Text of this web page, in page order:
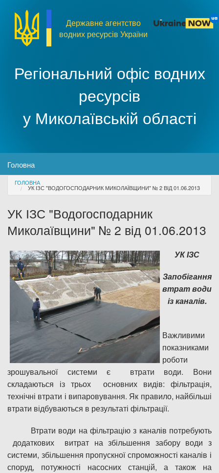
Регіональний офіс водних
ресурсів
у Миколаївській області
Державне агентство
водних ресурсів України
MENU
Головна
Про організацію
Доступ до публічної інформації
Дозвіл на спеціальне водокористування
Платні послуги
You are here
ГОЛОВНА
УК ІЗС "ВОДОГОСПОДАРНИК МИКОЛАЇВЩИНИ" № 2 ВІД 01.06.2013
УК ІЗС "Водогосподарник
Миколаївщини" № 2 від 01.06.2013
УК ІЗС
Запобігання
втрат води
із каналів.
Важливими
показниками
роботи
зрошувальної системи є втрати води. Вони
складаються із трьох основних видів: фільтрація,
технічні втрати і випаровування. Як правило, найбільші
втрати відбуваються в результаті фільтрації.
Втрати води на фільтрацію з каналів потребують
додаткових витрат на збільшення забору води з
системи, збільшення пропускної спроможності каналів і
споруд, потужності насосних станцій, а також на